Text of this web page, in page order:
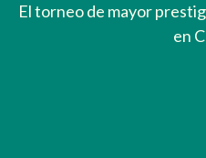
El torneo de mayor
en